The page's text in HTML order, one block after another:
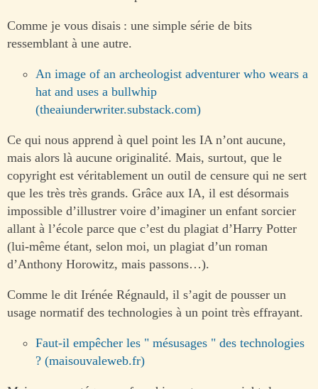
Comme je vous disais : une simple série de bits
ressemblant à une autre.
An image of an archeologist adventurer who wears a
hat and uses a bullwhip
(theaiunderwriter.substack.com)
Ce qui nous apprend à quel point les IA n’ont aucune,
mais alors là aucune originalité. Mais, surtout, que le
copyright est véritablement un outil de censure qui ne sert
que les très très grands. Grâce aux IA, il est désormais
impossible d’illustrer voire d’imaginer un enfant sorcier
allant à l’école parce que c’est du plagiat d’Harry Potter
(lui-même étant, selon moi, un plagiat d’un roman
d’Anthony Horowitz, mais passons…).
Comme le dit Irénée Régnauld, il s’agit de pousser un
usage normatif des technologies à un point très effrayant.
Faut-il empêcher les " mésusages " des technologies
? (maisouvaleweb.fr)